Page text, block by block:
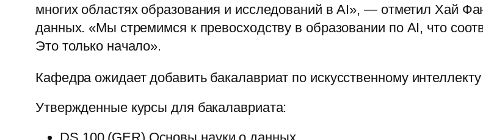
многих областях образования и исследований в AI», — отметил Хай
данных. «Мы стремимся к превосходству в образовании по AI, что
Это только начало».
Кафедра ожидает добавить бакалавриат по искусственному
Утвержденные курсы для бакалавриата: